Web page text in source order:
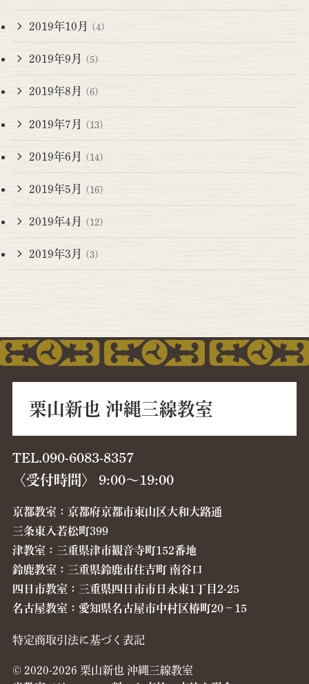
2019年10月 (4)
2019年9月 (5)
2019年8月 (6)
2019年7月 (13)
2019年6月 (14)
2019年5月 (16)
2019年4月 (12)
2019年3月 (3)
栗山新也 沖縄三線教室
TEL.090-6083-8357
〈受付時間〉 9:00〜19:00
京都教室：京都府京都市東山区大和大路通
三条東入若松町399
津教室：三重県津市観音寺町152番地
鈴鹿教室：三重県鈴鹿市住吉町 南谷口
四日市教室：三重県四日市市日永東1丁目2-25
名古屋教室：愛知県名古屋市中村区椿町20−15
特定商取引法に基づく表記
© 2020-2026 栗山新也 沖縄三線教室